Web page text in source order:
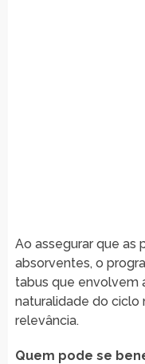
Ao assegurar que as
absorventes, o
tabus que envolvem
naturalidade do ciclo
relevância.
Quem pode se